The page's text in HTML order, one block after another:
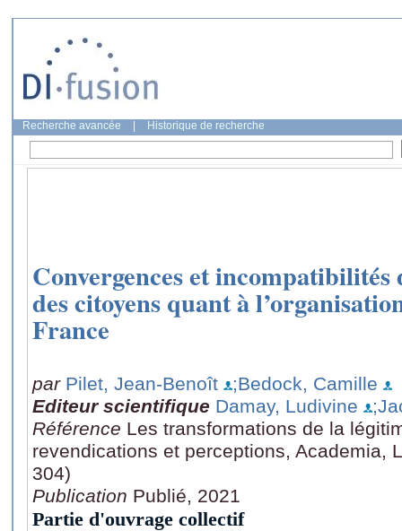
Recherche avancée Historique de recherche
Convergences et incompatibilités
des citoyens quant à
France
par Pilet, Jean-Benoît
;Bedock, Camille
Editeur scientifique Damay, Ludivine
Référence Les transformations de la
revendications et perceptions, Academia,
304)
Publication Publié, 2021
Partie d'ouvrage collectif